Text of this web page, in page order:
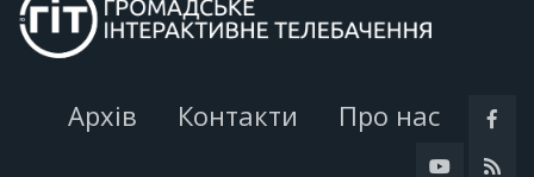
Архів Контакти Про нас